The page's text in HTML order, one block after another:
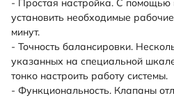
- Простая настройка. С помощью
установить необходимые
минут.
- Точность балансировки.
указанных на специальной
тонко настроить работу системы.
- Функциональность. Клапаны